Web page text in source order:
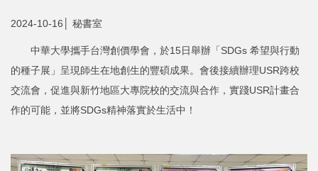
2024-10-16│ 秘書室
中華大學攜手台灣創價學會，於15日舉辦「SDGs 希望與行動
的種子展」呈現師生在地創生的豐碩成果。會後接續辦理USR跨校
交流會，促進與新竹地區大專院校的交流與合作，實踐USR計畫合
作的可能，並將SDGs精神落實於生活中！